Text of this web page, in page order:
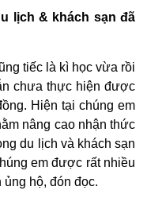
lịch & khách sạn đã
tiếc là kì học vừa rồi
chưa thực hiện được
Hiện tại chúng em
nâng cao nhận thức
du lịch và khách sạn
em được rất nhiều
hộ, đón đọc.